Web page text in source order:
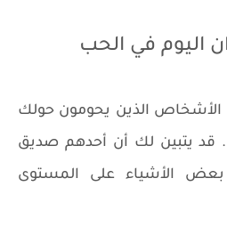
اليوم في الحب
الأشخاص الذين يحومون حولك
قد يتبين لك أن أحدهم صديق
الأشياء على المستوى